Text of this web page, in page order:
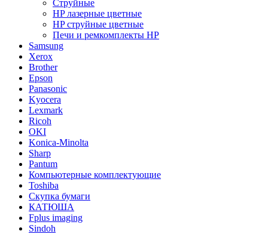
Струйные
HP лазерные цветные
HP струйные цветные
Печи и ремкомплекты HP
Samsung
Xerox
Brother
Epson
Panasonic
Kyocera
Lexmark
Ricoh
OKI
Konica-Minolta
Sharp
Pantum
Компьютерные комплектующие
Toshiba
Скупка бумаги
КАТЮША
Fplus imaging
Sindoh